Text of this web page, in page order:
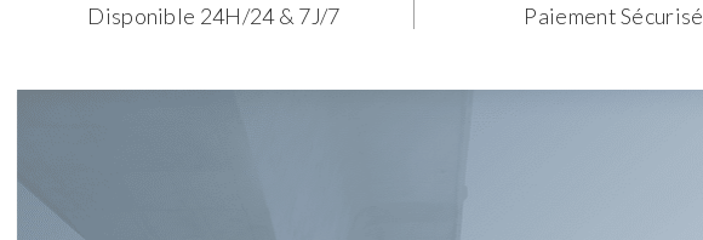
Disponible 24H/24 & 7J/7 Paiement Sécurisé